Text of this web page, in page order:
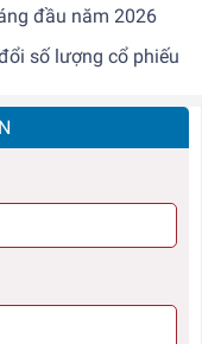
đầu năm 2026
số lượng cổ phiếu